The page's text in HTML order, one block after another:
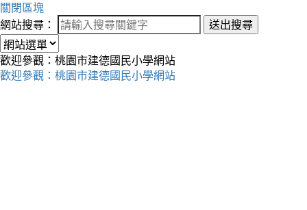
關閉區塊
網站搜尋：
送出搜尋
歡迎參觀：桃園市建德國民小學網站
歡迎參觀：桃園市建德國民小學網站